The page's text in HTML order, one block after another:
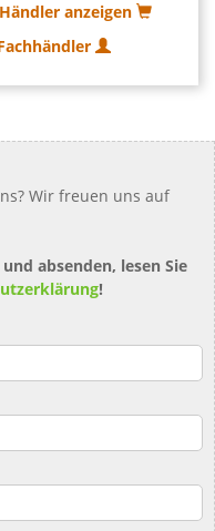
anzeigen
Wir freuen uns auf
absenden, lesen Sie
!